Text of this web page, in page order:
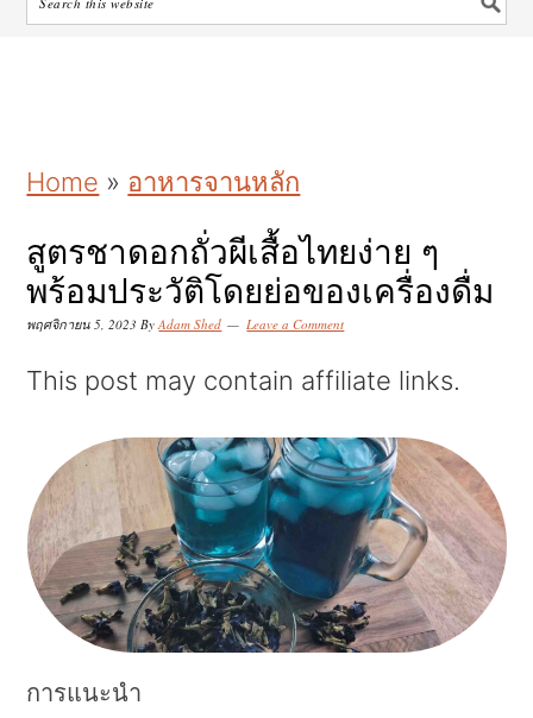
k
p
t
m
a
n
k
p
t
n
c
o
t
k
p
t
m
a
s
Home » อาหารจานหลัก
สูตรชาดอกถั่วผีเสื้อไทยง่าย ๆ
พร้อมประวัติโดยย่อของเครื่องดื่ม
พฤศจิกายน 5, 2023 ByAdam Shed Leave a Comment
This post may contain affiliate links.
การแนะนำ